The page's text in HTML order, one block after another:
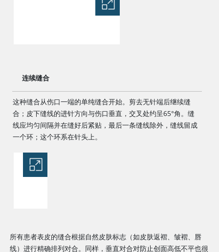
连续缝合
这种缝合从伤口一端的单纯缝合开始。剪去无针端后继续缝
合；皮下缝线的进针方向与伤口垂直，交叉处约呈65°角。缝
线应均匀间隔并在缝好后紧贴，最后一条缝线除外，缝线留成
一个环；这个环系在针头上。
所有患者表皮的缝合根据自然皮肤标志（如皮肤返褶、皱褶、唇
线）进行精确排列对合。同样，垂直对合对防止创面高低不平也很